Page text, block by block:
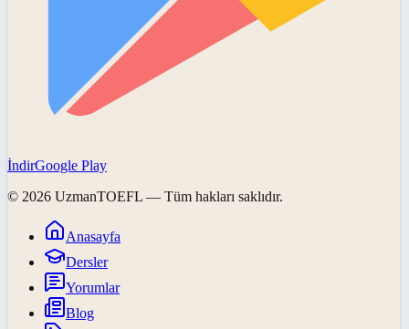
İndirGoogle Play
© 2026 UzmanTOEFL — Tüm hakları saklıdır.
Anasayfa
Dersler
Yorumlar
Blog